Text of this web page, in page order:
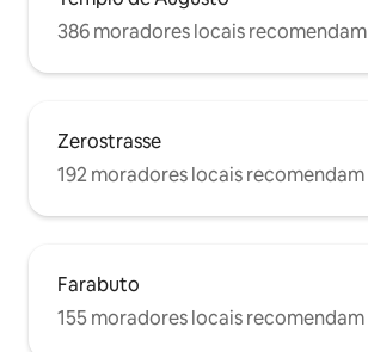
386 moradores locais recomendam
Zerostrasse
192 moradores locais recomendam
Farabuto
155 moradores locais recomendam